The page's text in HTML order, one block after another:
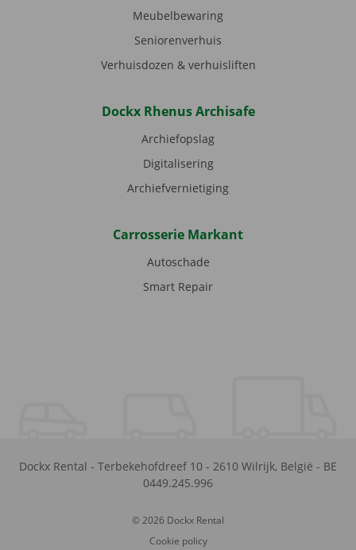
Meubelbewaring
Seniorenverhuis
Verhuisdozen & verhuisliften
Dockx Rhenus Archisafe
Archiefopslag
Digitalisering
Archiefvernietiging
Carrosserie Markant
Autoschade
Smart Repair
Dockx Rental - Terbekehofdreef 10 - 2610 Wilrijk, België - BE
0449.245.996
© 2026 Dockx Rental
Cookie policy